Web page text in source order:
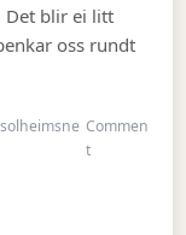
Det blir ei litt
oss rundt
Commen
ton Julebordet